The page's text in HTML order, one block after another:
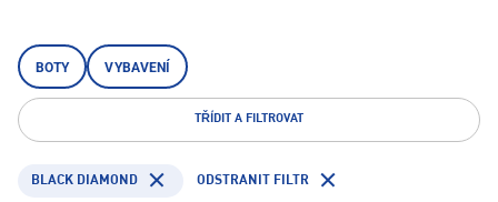
čelovky, vybavení pro jištění na sněhu, oblečení a lezeckou obuv.
BOTY VYBAVENÍ
TŘÍDIT A FILTROVAT
BLACK DIAMOND ODSTRANIT FILTR